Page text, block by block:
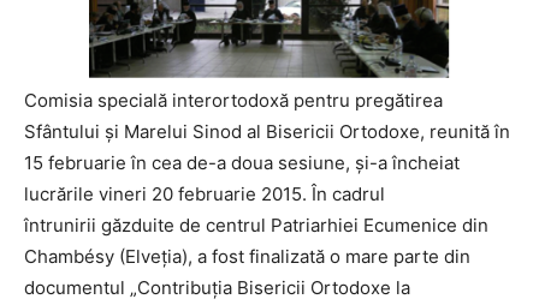
Comisia specială interortodoxă pentru pregătirea
Sfântului și Marelui Sinod al Bisericii Ortodoxe, reunită în
15 februarie în cea de-a doua sesiune, și-a încheiat
lucrările vineri 20 februarie 2015. În cadrul
întrunirii găzduite de centrul Patriarhiei Ecumenice din
Chambésy (Elveția), a fost finalizată o mare parte din
documentul „Contribuția Bisericii Ortodoxe la